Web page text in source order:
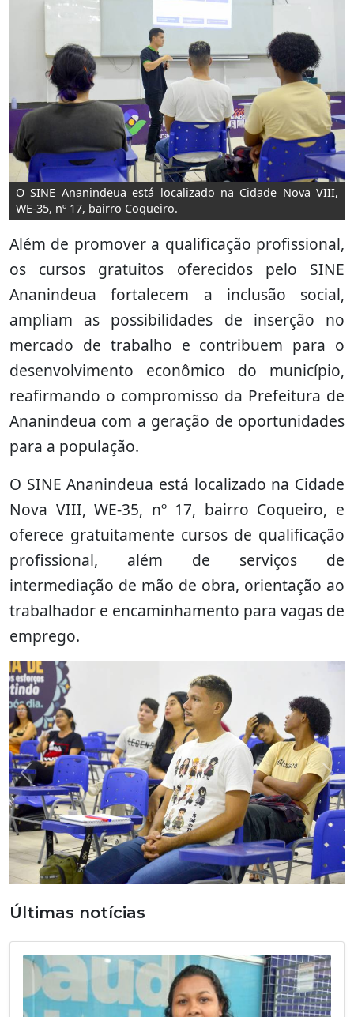
O SINE Ananindeua está localizado na Cidade Nova VIII,
WE-35, nº 17, bairro Coqueiro.
Além de promover a qualificação profissional,
os cursos gratuitos oferecidos pelo SINE
Ananindeua fortalecem a inclusão social,
ampliam as possibilidades de inserção no
mercado de trabalho e contribuem para o
desenvolvimento econômico do município,
reafirmando o compromisso da Prefeitura de
Ananindeua com a geração de oportunidades
para a população.
O SINE Ananindeua está localizado na Cidade
Nova VIII, WE-35, nº 17, bairro Coqueiro, e
oferece gratuitamente cursos de qualificação
profissional, além de serviços de
intermediação de mão de obra, orientação ao
trabalhador e encaminhamento para vagas de
emprego.
Previous
Últimas notícias